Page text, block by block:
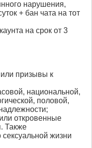
нарушения,
+ бан чата на тот
на срок от 3
призывы к
национальной,
половой,
откровенные
Также
жизни